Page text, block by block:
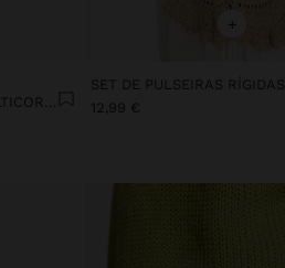
+
SET DE PULSEIRAS
12,99 €